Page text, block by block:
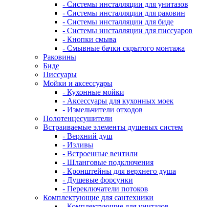
- Системы инсталляции для унитазов
- Системы инсталляции для раковин
- Системы инсталляции для биде
- Системы инсталляции для писсуаров
- Кнопки смыва
- Смывные бачки скрытого монтажа
Раковины
Биде
Писсуары
Мойки и аксессуары
- Кухонные мойки
- Аксессуары для кухонных моек
- Измельчители отходов
Полотенцесушители
Встраиваемые элементы душевых систем
- Верхний душ
- Изливы
- Встроенные вентили
- Шланговые подключения
- Кронштейны для верхнего душа
- Душевые форсунки
- Переключатели потоков
Комплектующие для сантехники